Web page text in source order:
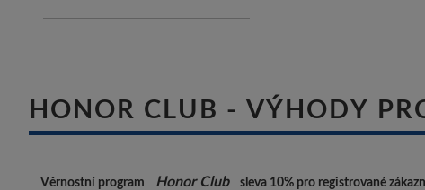
HONOR CLUB - VÝHODY
Věrnostní program Honor Club sleva 10% pro registrované